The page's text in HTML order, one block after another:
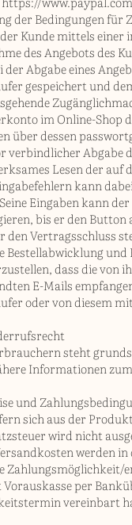
der Bedingungen für
Kunde mittels einer
des Angebots des
der Abgabe eines
gespeichert und
im Online-Shop
über dessen
verbindlicher Abgabe
Lesen der
kann
Eingaben kann
bis er den Button
den Vertragsschluss
Bestellabwicklung
dass die von
E-Mails
oder von diesem
steht
Informationen
und
sich aus der
wird nicht
werden
Zahlungsmöglichkeit/
Vorauskasse per
vereinbart